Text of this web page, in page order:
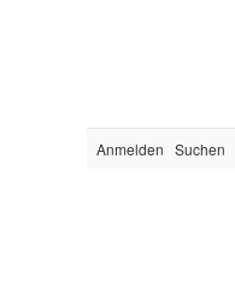
Anmelden Suchen